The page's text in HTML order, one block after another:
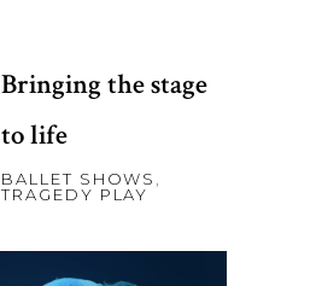
Bringing the stage
to life
BALLET SHOWS
TRAGEDY PLAY